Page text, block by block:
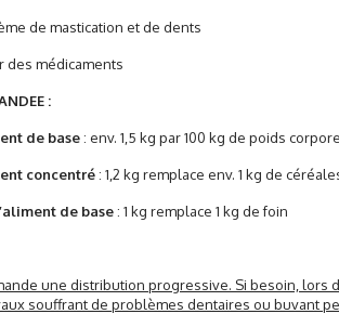
de mastication et de dents
médicaments
:
de base: env. 1,5 kg par 100 kg de poids
concentré: 1,2 kg remplace env. 1 kg de
de base: 1 kg remplace 1 kg de foin
une distribution progressive. Si besoin, lors
souffrant de problèmes dentaires ou buvant